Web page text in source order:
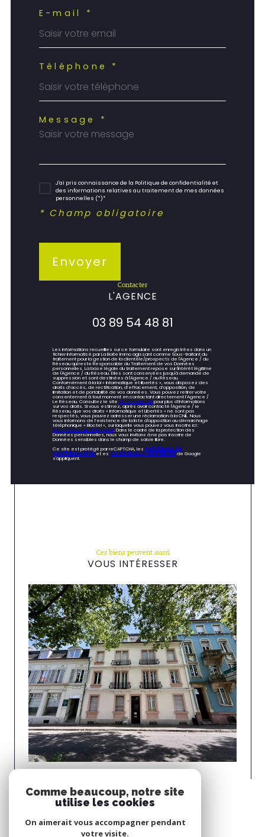
E-mail *
Téléphone *
Message *
J'ai pris connaissance de la Politique de confidentialité et
des informations relatives au traitement de mes données
personnelles (*)*
* Champ obligatoire
Envoyer
contacter
L'AGENCE
03 89 54 48 81
Les informations recueillies sur ce formulaire sont enregistrées dans un
fichier informatisé par La Boite Immo agissant comme Sous-traitant du
traitement pour la gestion de la clientèle/prospects de l'Agence / du
Réseau qui reste Responsable du Traitement de vos Données
personnelles. La base légale du traitement repose sur l'intérêt légitime
de l'Agence / du Réseau. Elles sont conservées jusqu'à demande de
suppression et sont destinées à l'Agence / au Réseau.
Conformément à la loi « informatique et libertés », vous disposez des
droits d’accès, de rectification, d’effacement, d’opposition, de
limitation et de portabilité de vos données. Vous pouvez retirer votre
consentement à tout moment en contactant directement l’Agence /
Le Réseau. Consultez le sitehttps://cnil.fr/frpour plus d’informations
sur vos droits. Si vous estimez, après avoir contacté l'Agence / le
Réseau, que vos droits « Informatique et Libertés » ne sont pas
respectés, vous pouvez adresser une réclamation à la CNIL. Nous
vous informons de l’existence de la liste d'opposition au démarchage
téléphonique « Bloctel », sur laquelle vous pouvez vous inscrire ici :
https://www.bloctel.gouv.fr. Dans le cadre de la protection des
Données personnelles, nous vous invitons à ne pas inscrire de
Données sensibles dans le champ de saisie libre.
Ce site est protégé par reCAPTCHA, lesPolitiques de
Confidentialitéet esConditions d'utilisationde Google
s'appliquent.
Ces biens peuvent aussi
VOUS INTÉRESSER
T2 DE 43 M2 À MULHOUSE
Comme beaucoup, notre site
utilise les cookies
On aimerait vous accompagner pendant
votre visite.